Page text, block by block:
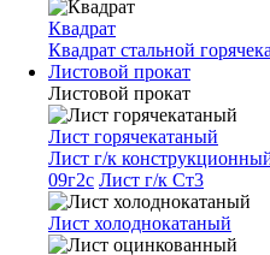
Квадрат
Квадрат стальной
Листовой прокат
Листовой прокат
Лист горячекатаный
Лист г/к
09г2с Лист г/к Ст3
Лист холоднокатаный